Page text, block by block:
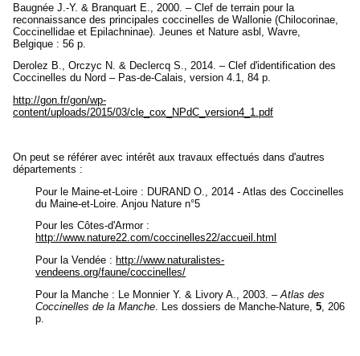
Baugnée J.-Y. & Branquart E., 2000. – Clef de terrain pour la
reconnaissance des principales coccinelles de Wallonie (Chilocorinae,
Coccinellidae et Epilachninae). Jeunes et Nature asbl, Wavre,
Belgique : 56 p.
Derolez B., Orczyc N. & Declercq S., 2014. – Clef d'identification des
Coccinelles du Nord – Pas-de-Calais, version 4.1, 84 p.
http://gon.fr/gon/wp-
content/uploads/2015/03/cle_cox_NPdC_version4_1.pdf
On peut se référer avec intérêt aux travaux effectués dans d'autres
départements :
Pour le Maine-et-Loire : DURAND O., 2014 - Atlas des Coccinelles
du Maine-et-Loire. Anjou Nature n°5
Pour les Côtes-d'Armor :
http://www.nature22.com/coccinelles22/accueil.html
Pour la Vendée : http://www.naturalistes-
vendeens.org/faune/coccinelles/
Pour la Manche : Le Monnier Y. & Livory A., 2003. –Atlas des
Coccinelles de la Manche . Les dossiers de Manche-Nature,5 , 206
p.